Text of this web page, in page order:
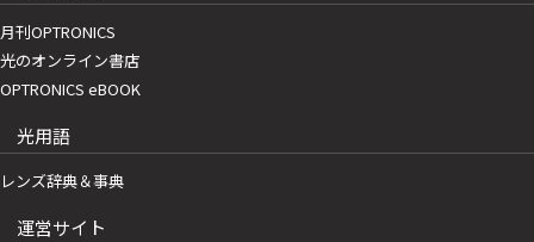
月刊OPTRONICS
光のオンライン書店
OPTRONICS eBOOK
光用語
レンズ辞典＆事典
運営サイト